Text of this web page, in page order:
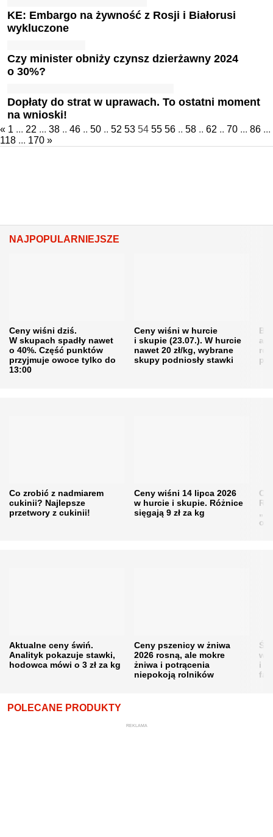
KE: Embargo na żywność z Rosji i Białorusi
wykluczone
Czy minister obniży czynsz dzierżawny 2024
o 30%?
Dopłaty do strat w uprawach. To ostatni moment
na wnioski!
« 1 ... 22 ... 38 .. 46 .. 50 .. 52 53 54 55 56 .. 58 .. 62 .. 70 ... 86 ...
118 ... 170 »
NAJPOPULARNIEJSZE
Ceny wiśni dziś.
W skupach spadły nawet
o 40%. Część punktów
przyjmuje owoce tylko do
13:00
Ceny wiśni w hurcie
i skupie (23.07.). W hurcie
nawet 20 zł/kg, wybrane
skupy podniosły stawki
Co zrobić z nadmiarem
cukinii? Najlepsze
przetwory z cukinii!
Ceny wiśni 14 lipca 2026
w hurcie i skupie. Różnice
sięgają 9 zł za kg
Aktualne ceny świń.
Analityk pokazuje stawki,
hodowca mówi o 3 zł za kg
Ceny pszenicy w żniwa
2026 rosną, ale mokre
żniwa i potrącenia
niepokoją rolników
i
POLECANE PRODUKTY
REKLAMA